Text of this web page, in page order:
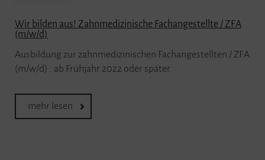
Wir bilden aus! Zahnmedizinische Fachangestellte / ZFA
(m/w/d)
Ausbildung zur zahnmedizinischen Fachangestellten / ZFA
(m/w/d) . ab Frühjahr 2022 oder später.
mehr lesen